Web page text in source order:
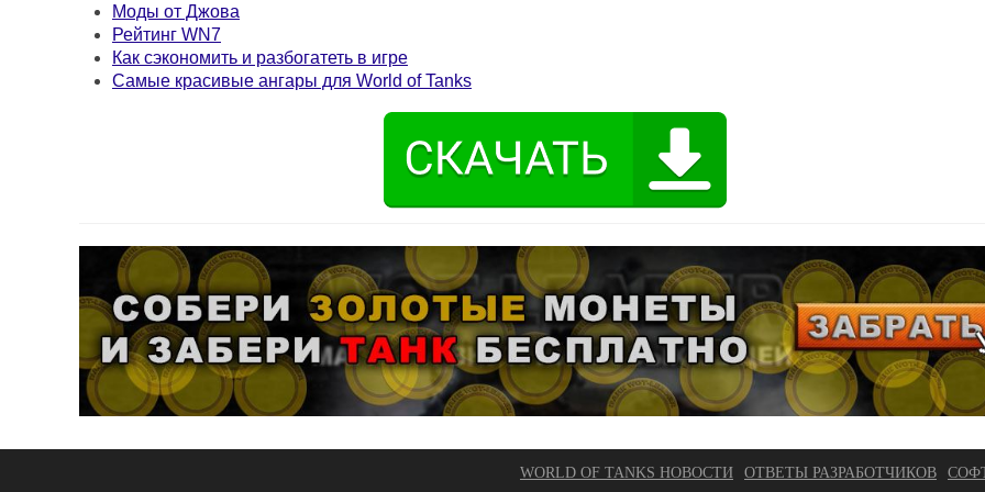
Моды от Джова
Рейтинг WN7
Как сэкономить и разбогатеть в игре
Самые красивые ангары для World of Tanks
WORLD OF TANKS НОВОСТИ ОТВЕТЫ РАЗРАБОТЧИКОВ